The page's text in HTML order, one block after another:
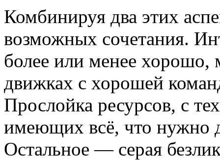
Комбинируя два этих
возможных сочетания.
более или менее хорошо,
движках с хорошей
Прослойка ресурсов, с
имеющих всё, что нужно
Остальное — серая